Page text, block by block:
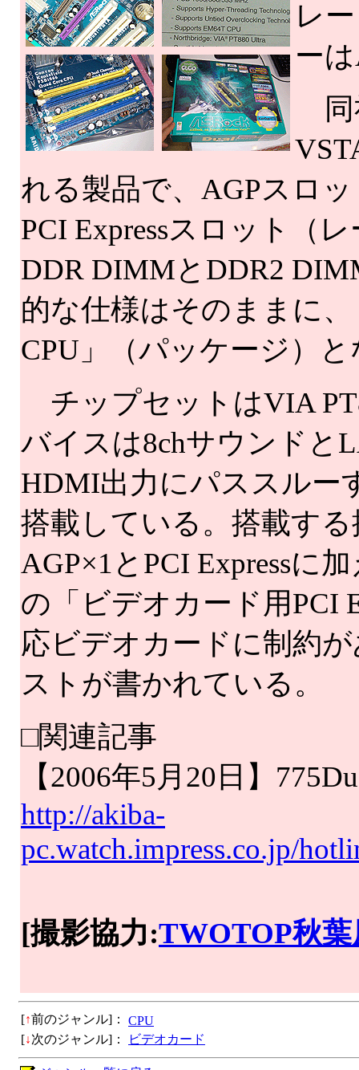
レ
ー
同
れる製品で、AGPスロ
PCI Expressスロット（
DDR DIMMとDDR2
的な仕様はそのままに、
CPU」（パッケージ）
チップセットはVIA
バイスは8chサウンドと
HDMI出力にパススルー
搭載している。搭載す
AGP×1とPCI Expressに
の「ビデオカード用PCI
応ビデオカードに制約
ストが書かれている。
□関連記事
【2006年5月20日】
http://akiba-
pc.watch.impress.co.jp/
[撮影協力:TWOTOP秋葉
[↑前のジャンル]：
CPU
[↓次のジャンル]： ビデオカード